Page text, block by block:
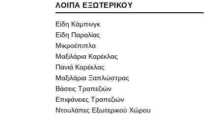
ΛΟΙΠΑ ΕΞΩΤΕΡΙΚΟΥ
Είδη Κάμπινγκ
Είδη Παραλίας
Μικροέπιπλα
Μαξιλάρια Καρέκλας
Πανιά Καρέκλας
Μαξιλάρια Ξαπλώστρας
Βάσεις Τραπεζιών
Επιφάνειες Τραπεζιών
Ντουλάπες Εξωτερικού Χώρου